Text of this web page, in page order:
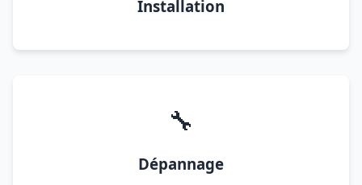
Installation
🔧
Dépannage